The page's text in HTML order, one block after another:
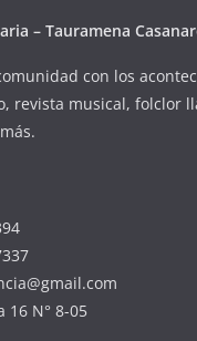
– Tauramena
con los
revista musical, folclor
16 N° 8-05